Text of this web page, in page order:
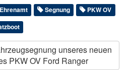
Segnung
PKW OV
unseres neuen
PKW OV Ford Ranger